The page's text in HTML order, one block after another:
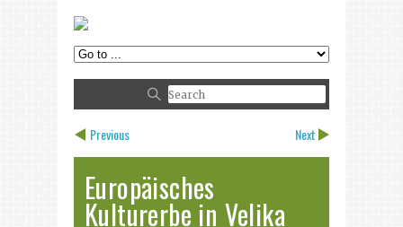
Previous Next
Europäisches
Kulturerbe in Velika